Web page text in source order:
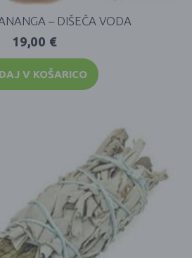
– DIŠEČA VODA
19,00 €
V KOŠARICO